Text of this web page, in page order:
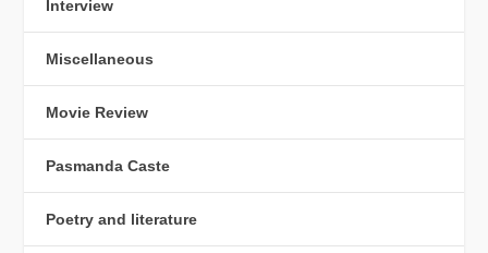
Interview
Miscellaneous
Movie Review
Pasmanda Caste
Poetry and literature